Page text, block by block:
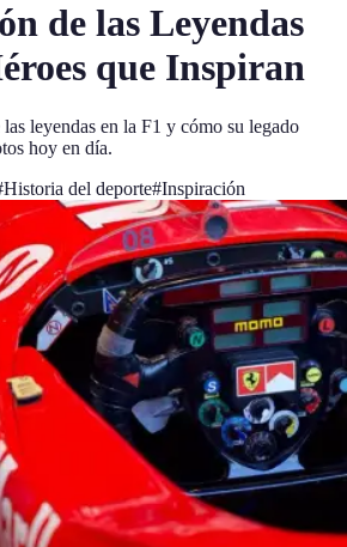
de las Leyendas
que Inspiran
leyendas en la F1 y cómo su legado
hoy en día.
Historia del deporte#Inspiración